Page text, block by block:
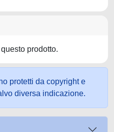
prodotto.
protetti da copyright e
diversa indicazione.